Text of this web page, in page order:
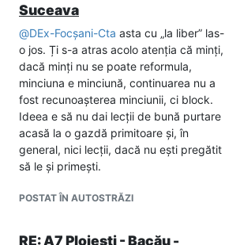
calea ferată acolo + DJ, prefer orice
deschidere cu Bacău decât una cu
Răcăciuni, adică DN2 băgat pe un DJ +
CF cu trecere la nivel.
Suceava
@DEx-Focșani-Cta asta cu „la liber” las-
o jos. Ți s-a atras acolo atenția că minți,
dacă minți nu se poate reformula,
minciuna e minciună, continuarea nu a
fost recunoașterea minciunii, ci block.
Ideea e să nu dai lecții de bună purtare
acasă la o gazdă primitoare și, în
general, nici lecții, dacă nu ești pregătit
să le și primești.
POSTAT ÎN AUTOSTRĂZI
RE: A7 Ploiești - Bacău -